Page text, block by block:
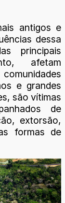
antigos e
dessa
principais
afetam
e grandes
são vítimas
de
extorsão,
formas de